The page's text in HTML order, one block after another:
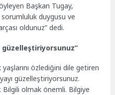
Başkan Tugay,
sorumluluk duygusu ve
oldunuz” dedi.
güzelleştiriyorsunuz”
özlediğini dile getiren
güzelleştiriyorsunuz.
Bilgili olmak önemli. Bilgiye